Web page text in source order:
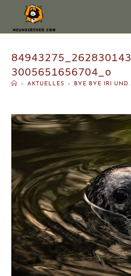
3005651656704_o
> AKTUELLES > BYE BYE IRI UND